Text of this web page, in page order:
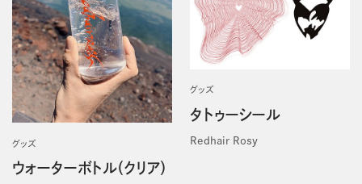
グッズ
ウォーターボトル（クリア）
グッズ
タトゥーシール
Redhair Rosy